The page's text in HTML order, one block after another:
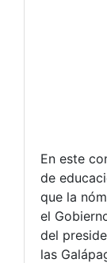
En este
de
que la
el
del
las